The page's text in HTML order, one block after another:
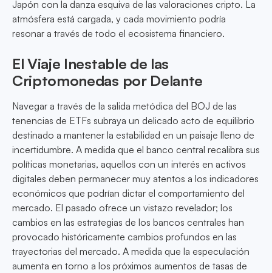
Japón con la danza esquiva de las valoraciones cripto. La
atmósfera está cargada, y cada movimiento podría
resonar a través de todo el ecosistema financiero.
El Viaje Inestable de las
Criptomonedas por Delante
Navegar a través de la salida metódica del BOJ de las
tenencias de ETFs subraya un delicado acto de equilibrio
destinado a mantener la estabilidad en un paisaje lleno de
incertidumbre. A medida que el banco central recalibra sus
políticas monetarias, aquellos con un interés en activos
digitales deben permanecer muy atentos a los indicadores
económicos que podrían dictar el comportamiento del
mercado. El pasado ofrece un vistazo revelador; los
cambios en las estrategias de los bancos centrales han
provocado históricamente cambios profundos en las
trayectorias del mercado. A medida que la especulación
aumenta en torno a los próximos aumentos de tasas de